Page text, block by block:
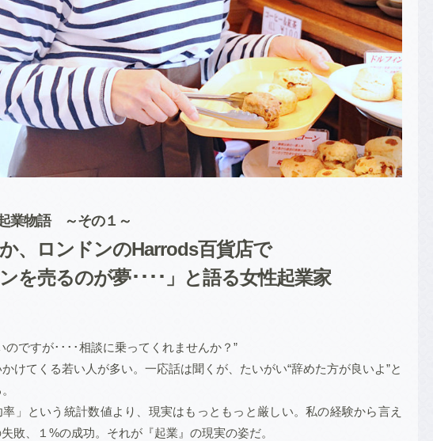
業物語 ～その１～
か、ロンドンのHarrods百貨店で
を売るのが夢････」と語る女性起業家
のですが････相談に乗ってくれませんか？”
けてくる若い人が多い。一応話は聞くが、たいがい“辞めた方が良いよ”と
率」という統計数値より、現実はもっともっと厳しい。私の経験から言え
敗、１%の成功。それが『起業』の現実の姿だ。